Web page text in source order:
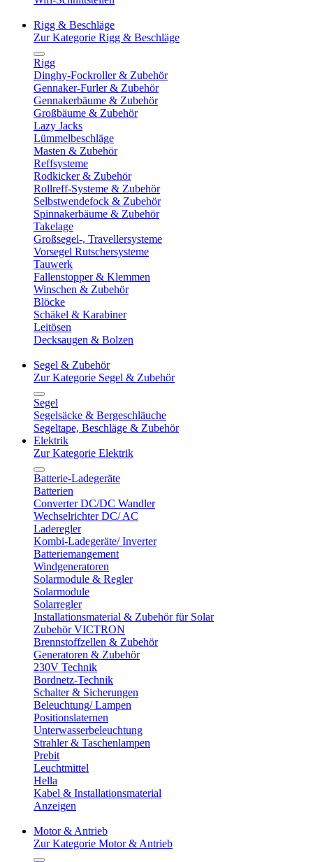
Rigg & Beschläge
Zur Kategorie Rigg & Beschläge
Rigg
Dinghy-Fockroller & Zubehör
Gennaker-Furler & Zubehör
Gennakerbäume & Zubehör
Großbäume & Zubehör
Lazy Jacks
Lümmelbeschläge
Masten & Zubehör
Reffsysteme
Rodkicker & Zubehör
Rollreff-Systeme & Zubehör
Selbstwendefock & Zubehör
Spinnakerbäume & Zubehör
Takelage
Großsegel-, Travellersysteme
Vorsegel Rutschersysteme
Tauwerk
Fallenstopper & Klemmen
Winschen & Zubehör
Blöcke
Schäkel & Karabiner
Leitösen
Decksaugen & Bolzen
Segel & Zubehör
Zur Kategorie Segel & Zubehör
Segel
Segelsäcke & Bergeschläuche
Segeltape, Beschläge & Zubehör
Elektrik
Zur Kategorie Elektrik
Batterie-Ladegeräte
Batterien
Converter DC/DC Wandler
Wechselrichter DC/ AC
Laderegler
Kombi-Ladegeräte/ Inverter
Batteriemangement
Windgeneratoren
Solarmodule & Regler
Solarmodule
Solarregler
Installationsmaterial & Zubehör für Solar
Zubehör VICTRON
Brennstoffzellen & Zubehör
Generatoren & Zubehör
230V Technik
Bordnetz-Technik
Schalter & Sicherungen
Beleuchtung/ Lampen
Positionslaternen
Unterwasserbeleuchtung
Strahler & Taschenlampen
Prebit
Leuchtmittel
Hella
Kabel & Installationsmaterial
Anzeigen
Motor & Antrieb
Zur Kategorie Motor & Antrieb